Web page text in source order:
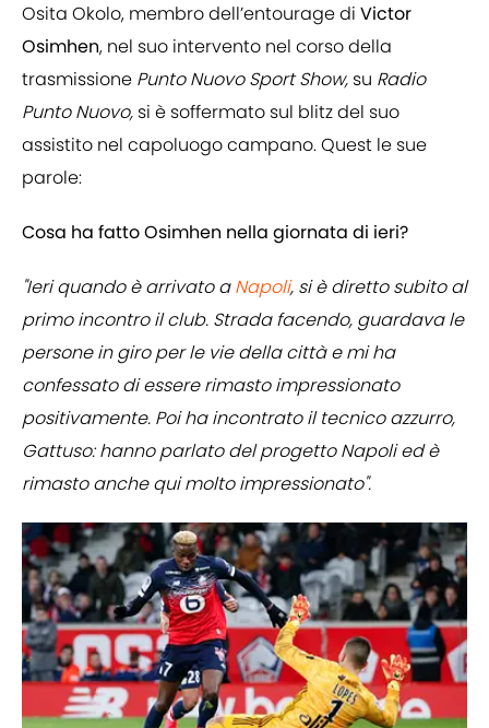
Osita Okolo, membro dell’entourage di Victor
Osimhen, nel suo intervento nel corso della
trasmissione Punto Nuovo Sport Show, su Radio
Punto Nuovo, si è soffermato sul blitz del suo
assistito nel capoluogo campano. Quest le sue
parole:
Cosa ha fatto Osimhen nella giornata di ieri?
"Ieri quando è arrivato aNapoli, si è diretto subito al
primo incontro il club. Strada facendo, guardava le
persone in giro per le vie della città e mi ha
confessato di essere rimasto impressionato
positivamente. Poi ha incontrato il tecnico azzurro,
Gattuso: hanno parlato del progetto Napoli ed è
rimasto anche qui molto impressionato".